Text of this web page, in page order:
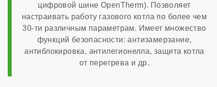
нет
ОБЩАЯ ИНФОРМАЦИЯ
цифровой шине OpenTherm). Позволяет
настраивать работу газового котла по более чем
30-ти различным параметрам. Имеет множество
функций безопасности: антизамерзание,
антиблокировка, антилегионелла, защита котла
от перегрева и др.